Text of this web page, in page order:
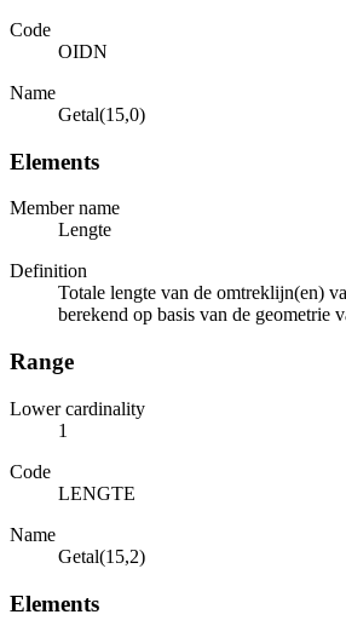
Code
OIDN
Name
Getal(15,0)
Elements
Member name
Lengte
Definition
Totale lengte van de omtreklijn(en)
berekend op basis van de geometrie
Range
Lower cardinality
1
Code
LENGTE
Name
Getal(15,2)
Elements